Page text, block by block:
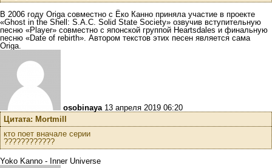
В 2006 году Origa совместно с Ёко Канно приняла участие в проекте
«Ghost in the Shell: S.A.C. Solid State Society» озвучив вступительную
песню «Player» совместно с японской группой Heartsdales и финальную
песню «Date of rebirth». Автором текстов этих песен является сама
Origa.
osobinaya 13 апреля 2019 06:20
Цитата: Mortmill
кто поет вначале серии
????????????
Yoko Kanno - Inner Universe